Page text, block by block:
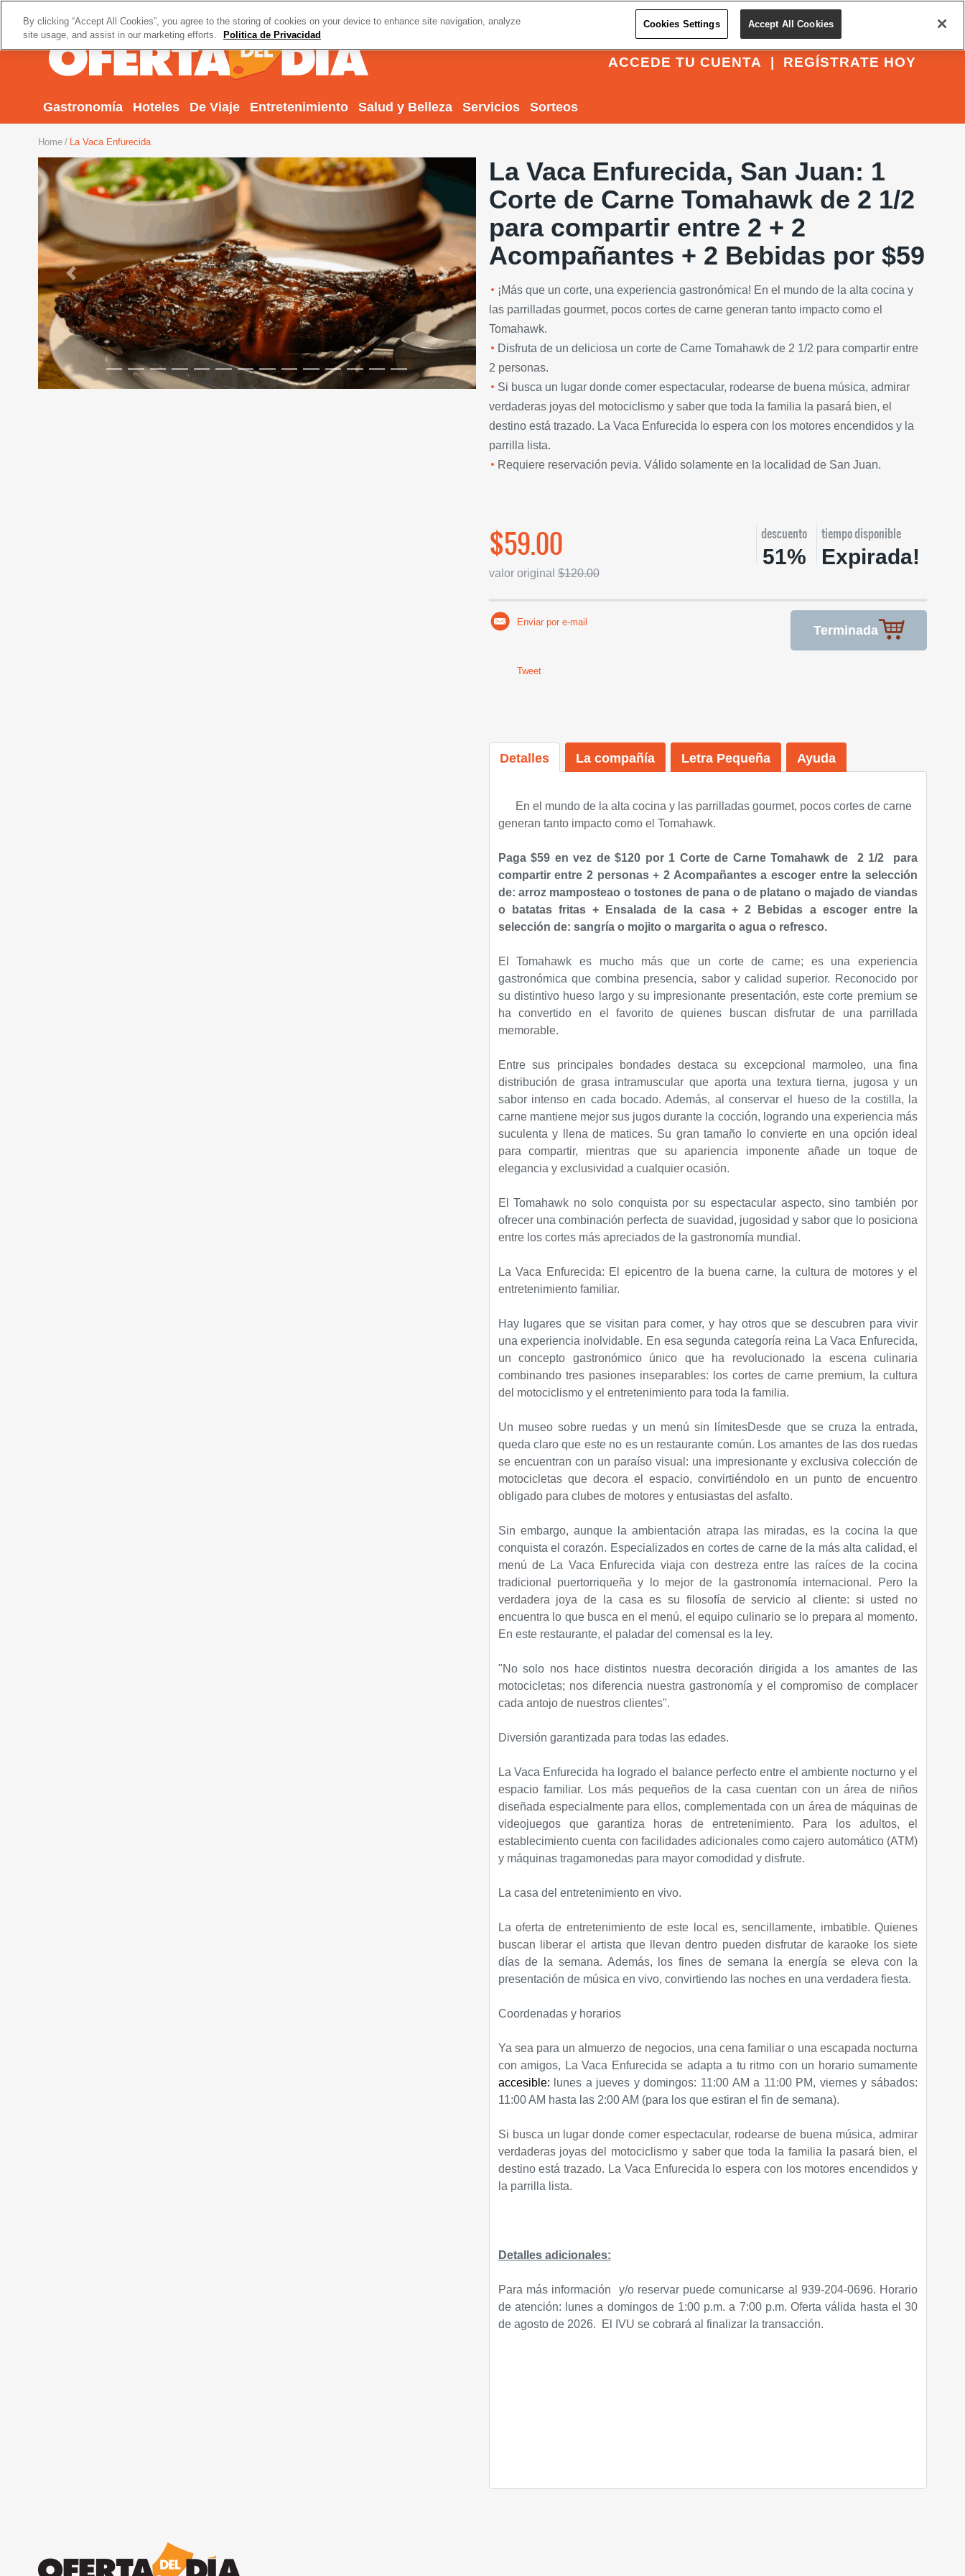
REGÍSTRATE HOY
ACCEDE TU CUENTA
Gastronomía Hoteles De Viaje Entretenimiento Salud y Belleza Servicios Sorteos
Home La Vaca Enfurecida
Previous Next
La Vaca Enfurecida, San Juan: 1
Corte de Carne Tomahawk de 2 1/2
para compartir entre 2 + 2
Acompañantes + 2 Bebidas por $59
¡Más que un corte, una experiencia gastronómica! En el mundo de la alta cocina y
las parrilladas gourmet, pocos cortes de carne generan tanto impacto como el
Tomahawk.
Disfruta de un deliciosa un corte de Carne Tomahawk de 2 1/2 para compartir entre
2 personas.
Si busca un lugar donde comer espectacular, rodearse de buena música, admirar
verdaderas joyas del motociclismo y saber que toda la familia la pasará bien, el
destino está trazado. La Vaca Enfurecida lo espera con los motores encendidos y la
parrilla lista.
Requiere reservación pevia. Válido solamente en la localidad de San Juan.
$59.00
valor original$120.00
descuento
51%
tiempo disponible
Expirada!
Terminada
Enviar por e-mail
Tweet
Detalles La compañía Letra Pequeña Ayuda
En el mundo de la alta cocina y las parrilladas gourmet, pocos cortes de carne
generan tanto impacto como el Tomahawk.
Paga $59 en vez de $120 por 1 Corte de Carne Tomahawk de 2 1/2 para
compartir entre 2 personas + 2 Acompañantes a escoger entre la selección
de: arroz mamposteao o tostones de pana o de platano o majado de viandas
o batatas fritas + Ensalada de la casa + 2 Bebidas a escoger entre la
selección de: sangría o mojito o margarita o agua o refresco.
El Tomahawk es mucho más que un corte de carne; es una experiencia
gastronómica que combina presencia, sabor y calidad superior. Reconocido por
su distintivo hueso largo y su impresionante presentación, este corte premium se
ha convertido en el favorito de quienes buscan disfrutar de una parrillada
memorable.
Entre sus principales bondades destaca su excepcional marmoleo, una fina
distribución de grasa intramuscular que aporta una textura tierna, jugosa y un
sabor intenso en cada bocado. Además, al conservar el hueso de la costilla, la
carne mantiene mejor sus jugos durante la cocción, logrando una experiencia más
suculenta y llena de matices. Su gran tamaño lo convierte en una opción ideal
para compartir, mientras que su apariencia imponente añade un toque de
elegancia y exclusividad a cualquier ocasión.
El Tomahawk no solo conquista por su espectacular aspecto, sino también por
ofrecer una combinación perfecta de suavidad, jugosidad y sabor que lo posiciona
entre los cortes más apreciados de la gastronomía mundial.
La Vaca Enfurecida: El epicentro de la buena carne, la cultura de motores y el
entretenimiento familiar.​
Hay lugares que se visitan para comer, y hay otros que se descubren para vivir
una experiencia inolvidable. En esa segunda categoría reina La Vaca Enfurecida,
un concepto gastronómico único que ha revolucionado la escena culinaria
combinando tres pasiones inseparables: los cortes de carne premium, la cultura
del motociclismo y el entretenimiento para toda la familia.​
Un museo sobre ruedas y un menú sin límites​Desde que se cruza la entrada,
queda claro que este no es un restaurante común. Los amantes de las dos ruedas
se encuentran con un paraíso visual: una impresionante y exclusiva colección de
motocicletas que decora el espacio, convirtiéndolo en un punto de encuentro
obligado para clubes de motores y entusiastas del asfalto.
​Sin embargo, aunque la ambientación atrapa las miradas, es la cocina la que
conquista el corazón. Especializados en cortes de carne de la más alta calidad, el
menú de La Vaca Enfurecida viaja con destreza entre las raíces de la cocina
tradicional puertorriqueña y lo mejor de la gastronomía internacional. Pero la
verdadera joya de la casa es su filosofía de servicio al cliente: si usted no
encuentra lo que busca en el menú, el equipo culinario se lo prepara al momento.
En este restaurante, el paladar del comensal es la ley.​
"No solo nos hace distintos nuestra decoración dirigida a los amantes de las
motocicletas; nos diferencia nuestra gastronomía y el compromiso de complacer
cada antojo de nuestros clientes".​
Diversión garantizada para todas las edades​.
La Vaca Enfurecida ha logrado el balance perfecto entre el ambiente nocturno y el
espacio familiar. Los más pequeños de la casa cuentan con un área de niños
diseñada especialmente para ellos, complementada con un área de máquinas de
videojuegos que garantiza horas de entretenimiento. Para los adultos, el
establecimiento cuenta con facilidades adicionales como cajero automático (ATM)
y máquinas tragamonedas para mayor comodidad y disfrute.​
La casa del entretenimiento en vivo.
​La oferta de entretenimiento de este local es, sencillamente, imbatible. Quienes
buscan liberar el artista que llevan dentro pueden disfrutar de karaoke los siete
días de la semana. Además, los fines de semana la energía se eleva con la
presentación de música en vivo, convirtiendo las noches en una verdadera fiesta.​
Coordenadas y horarios​
Ya sea para un almuerzo de negocios, una cena familiar o una escapada nocturna
con amigos, La Vaca Enfurecida se adapta a tu ritmo con un horario sumamente
accesible:​ lunes a jueves y domingos: 11:00 AM a 11:00 PM, ​viernes y sábados:
11:00 AM hasta las 2:00 AM (para los que estiran el fin de semana).​
Si busca un lugar donde comer espectacular, rodearse de buena música, admirar
verdaderas joyas del motociclismo y saber que toda la familia la pasará bien, el
destino está trazado. La Vaca Enfurecida lo espera con los motores encendidos y
la parrilla lista.
Detalles adicionales:
Para más información y/o reservar puede comunicarse al 939-204-0696. Horario
de atención: lunes a domingos de 1:00 p.m. a 7:00 p.m. Oferta válida hasta el 30
de agosto de 2026. El IVU se cobrará al finalizar la transacción.
By clicking “Accept All Cookies”, you agree to the storing of cookies on your device to enhance site navigation, analyze
site usage, and assist in our marketing efforts.
Politica de Privacidad
Cookies Settings Accept All Cookies